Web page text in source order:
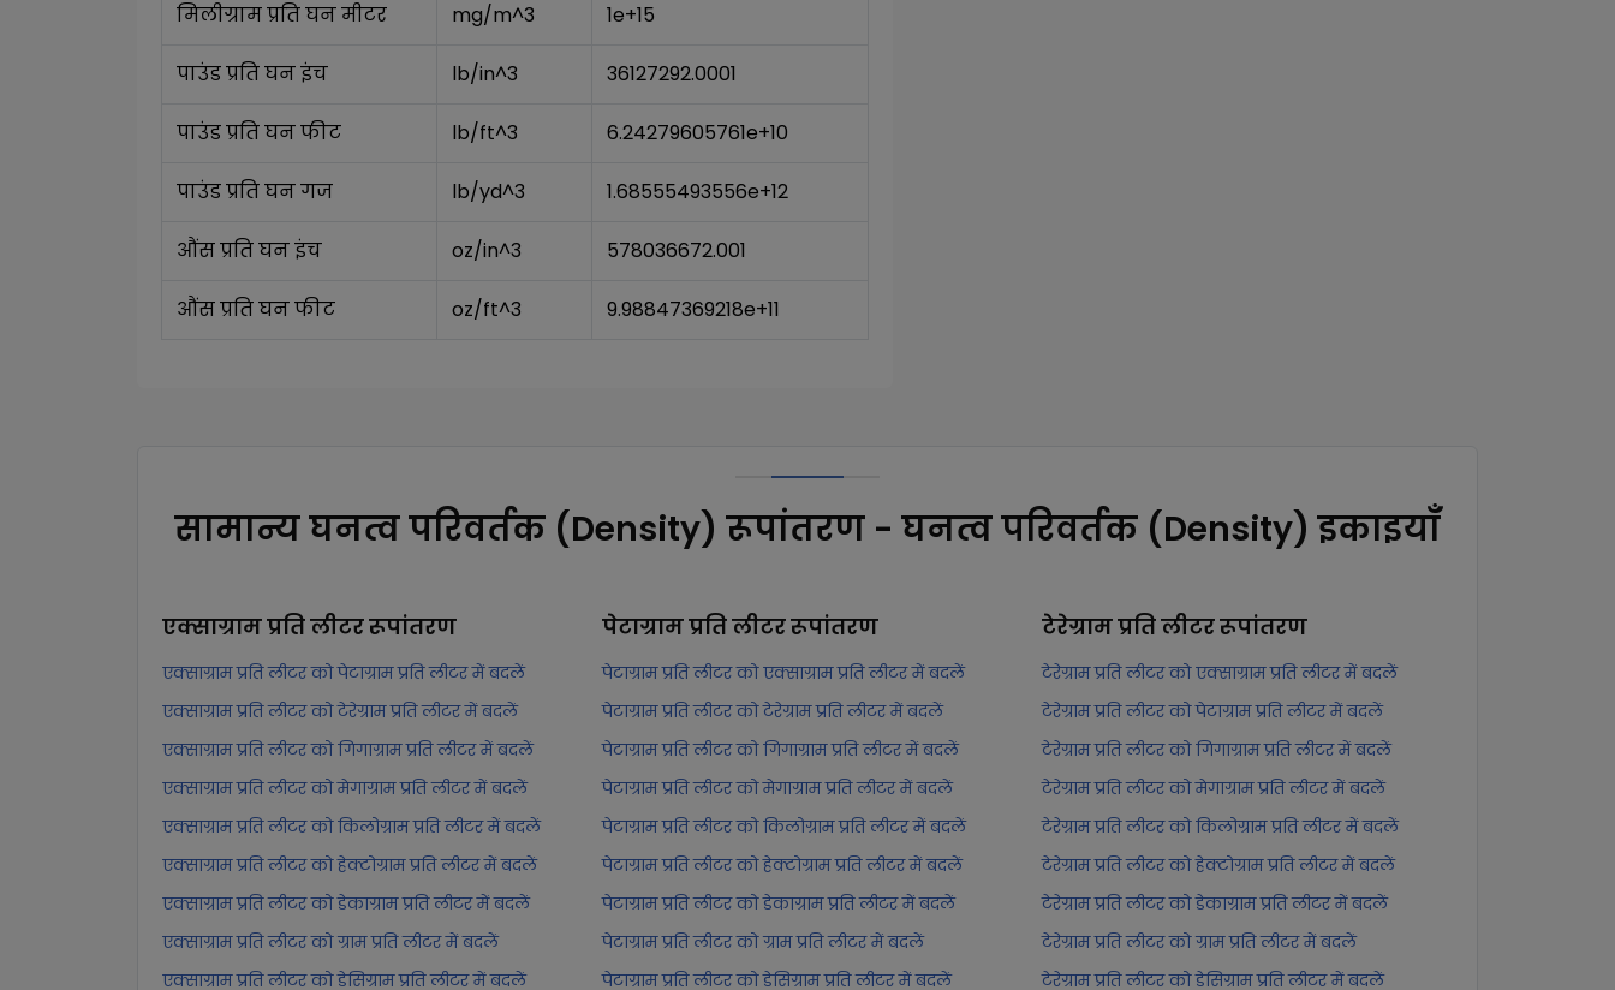
मिलीग्राम प्रति घन मीटर mg/m^3 1e+15
पाउंड प्रति घन इंच lb/in^3 36127292.0001
पाउंड प्रति घन फीट lb/ft^3 6.24279605761e+10
पाउंड प्रति घन गज lb/yd^3 1.68555493556e+12
औंस प्रति घन इंच oz/in^3 578036672.001
औंस प्रति घन फीट oz/ft^3 9.98847369218e+11
सामान्य घनत्व परिवर्तक (Density) रूपांतरण - घनत्व परिवर्तक (Density) इकाइयाँ
एक्साग्राम प्रति लीटररूपांतरण
एक्साग्राम प्रति लीटर को पेटाग्राम प्रति लीटर में बदलें
एक्साग्राम प्रति लीटर को टेरेग्राम प्रति लीटर में बदलें
एक्साग्राम प्रति लीटर को गिगाग्राम प्रति लीटर में बदलें
एक्साग्राम प्रति लीटर को मेगाग्राम प्रति लीटर में बदलें
एक्साग्राम प्रति लीटर को किलोग्राम प्रति लीटर में बदलें
एक्साग्राम प्रति लीटर को हेक्टोग्राम प्रति लीटर में बदलें
एक्साग्राम प्रति लीटर को डेकाग्राम प्रति लीटर में बदलें
एक्साग्राम प्रति लीटर को ग्राम प्रति लीटर में बदलें
एक्साग्राम प्रति लीटर को डेसिग्राम प्रति लीटर में बदलें
पेटाग्राम प्रति लीटररूपांतरण
पेटाग्राम प्रति लीटर को एक्साग्राम प्रति लीटर में बदलें
पेटाग्राम प्रति लीटर को टेरेग्राम प्रति लीटर में बदलें
पेटाग्राम प्रति लीटर को गिगाग्राम प्रति लीटर में बदलें
पेटाग्राम प्रति लीटर को मेगाग्राम प्रति लीटर में बदलें
पेटाग्राम प्रति लीटर को किलोग्राम प्रति लीटर में बदलें
पेटाग्राम प्रति लीटर को हेक्टोग्राम प्रति लीटर में बदलें
पेटाग्राम प्रति लीटर को डेकाग्राम प्रति लीटर में बदलें
पेटाग्राम प्रति लीटर को ग्राम प्रति लीटर में बदलें
पेटाग्राम प्रति लीटर को डेसिग्राम प्रति लीटर में बदलें
टेरेग्राम प्रति लीटररूपांतरण
टेरेग्राम प्रति लीटर को एक्साग्राम प्रति लीटर में बदलें
टेरेग्राम प्रति लीटर को पेटाग्राम प्रति लीटर में बदलें
टेरेग्राम प्रति लीटर को गिगाग्राम प्रति लीटर में बदलें
टेरेग्राम प्रति लीटर को मेगाग्राम प्रति लीटर में बदलें
टेरेग्राम प्रति लीटर को किलोग्राम प्रति लीटर में बदलें
टेरेग्राम प्रति लीटर को हेक्टोग्राम प्रति लीटर में बदलें
टेरेग्राम प्रति लीटर को डेकाग्राम प्रति लीटर में बदलें
टेरेग्राम प्रति लीटर को ग्राम प्रति लीटर में बदलें
टेरेग्राम प्रति लीटर को डेसिग्राम प्रति लीटर में बदलें